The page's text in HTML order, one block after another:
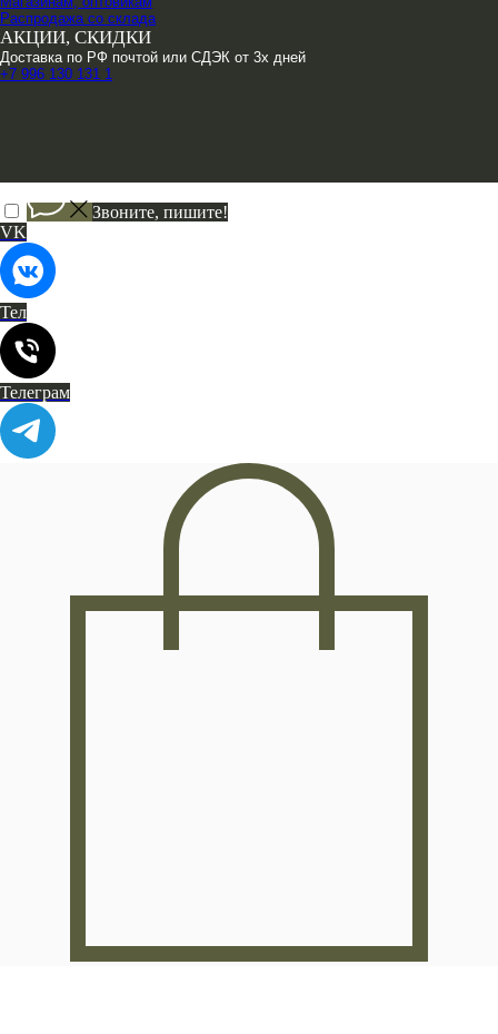
Распродажа со склада
АКЦИИ, СКИДКИ
Доставка по РФ почтой или СДЭК от 3х дней
+7 996 130 131 1
Звоните, пишите!
VK
Тел
Телеграм